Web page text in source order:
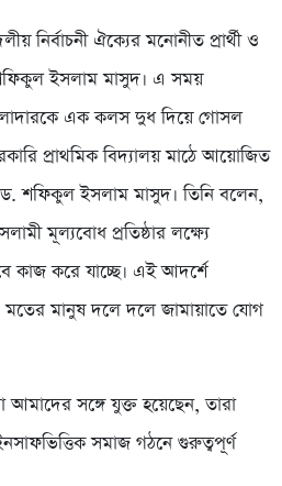
নির্বাচনী ঐক্যের মনোনীত প্রার্থী ও
শফিকুল ইসলাম মাসুদ। এ সময়
এক কলস দুধ দিয়ে গোসল
প্রাথমিক বিদ্যালয় মাঠে আয়োজিত
শফিকুল ইসলাম মাসুদ। তিনি বলেন,
মূল্যবোধ প্রতিষ্ঠার লক্ষ্যে
কাজ করে যাচ্ছে। এই আদর্শে
মতের মানুষ দলে দলে জামায়াতে যোগ
সঙ্গে যুক্ত হয়েছেন, তারা
সমাজ গঠনে গুরুত্বপূর্ণ